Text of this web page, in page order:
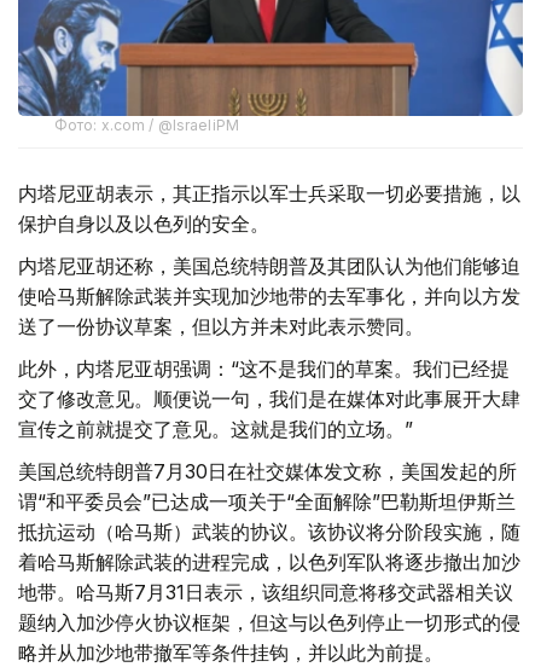
Фото: x.com / @IsraeliPM
内塔尼亚胡表示，其正指示以军士兵采取一切必要措施，以
保护自身以及以色列的安全。
内塔尼亚胡还称，美国总统特朗普及其团队认为他们能够迫
使哈马斯解除武装并实现加沙地带的去军事化，并向以方发
送了一份协议草案，但以方并未对此表示赞同。
此外，内塔尼亚胡强调：“这不是我们的草案。我们已经提
交了修改意见。顺便说一句，我们是在媒体对此事展开大肆
宣传之前就提交了意见。这就是我们的立场。”
美国总统特朗普7月30日在社交媒体发文称，美国发起的所
谓“和平委员会”已达成一项关于“全面解除”巴勒斯坦伊斯兰
抵抗运动（哈马斯）武装的协议。该协议将分阶段实施，随
着哈马斯解除武装的进程完成，以色列军队将逐步撤出加沙
地带。哈马斯7月31日表示，该组织同意将移交武器相关议
题纳入加沙停火协议框架，但这与以色列停止一切形式的侵
略并从加沙地带撤军等条件挂钩，并以此为前提。